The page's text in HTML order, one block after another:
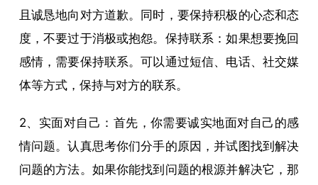
且诚恳地向对方道歉。同时，要保持积极的心态和态
度，不要过于消极或抱怨。保持联系：如果想要挽回
感情，需要保持联系。可以通过短信、电话、社交媒
体等方式，保持与对方的联系。
2、实面对自己：首先，你需要诚实地面对自己的感
情问题。认真思考你们分手的原因，并试图找到解决
问题的方法。如果你能找到问题的根源并解决它，那